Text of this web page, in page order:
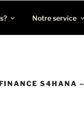
Notre service
S4HANA –